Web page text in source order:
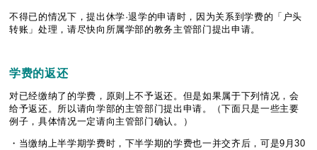
不得已的情况下，提出休学·退学的申请时，因为关系到学费的「户头
转账」处理，请尽快向所属学部的教务主管部门提出申请。
学费的返还
对已经缴纳了的学费，原则上不予返还。但是如果属于下列情况，会
给予返还。所以请向学部的主管部门提出申请。（下面只是一些主要
例子，具体情况一定请向主管部门确认。）
・当缴纳上半学期学费时，下半学期的学费也一并交齐后，可是9月30